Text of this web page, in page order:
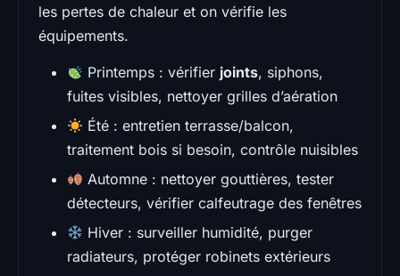
les pertes de chaleur et on vérifie les
équipements.
Printemps : vérifier joints, siphons,
fuites visibles, nettoyer grilles d’aération
Été : entretien terrasse/balcon,
traitement bois si besoin, contrôle nuisibles
Automne : nettoyer gouttières, tester
détecteurs, vérifier calfeutrage des fenêtres
Hiver : surveiller humidité, purger
radiateurs, protéger robinets extérieurs